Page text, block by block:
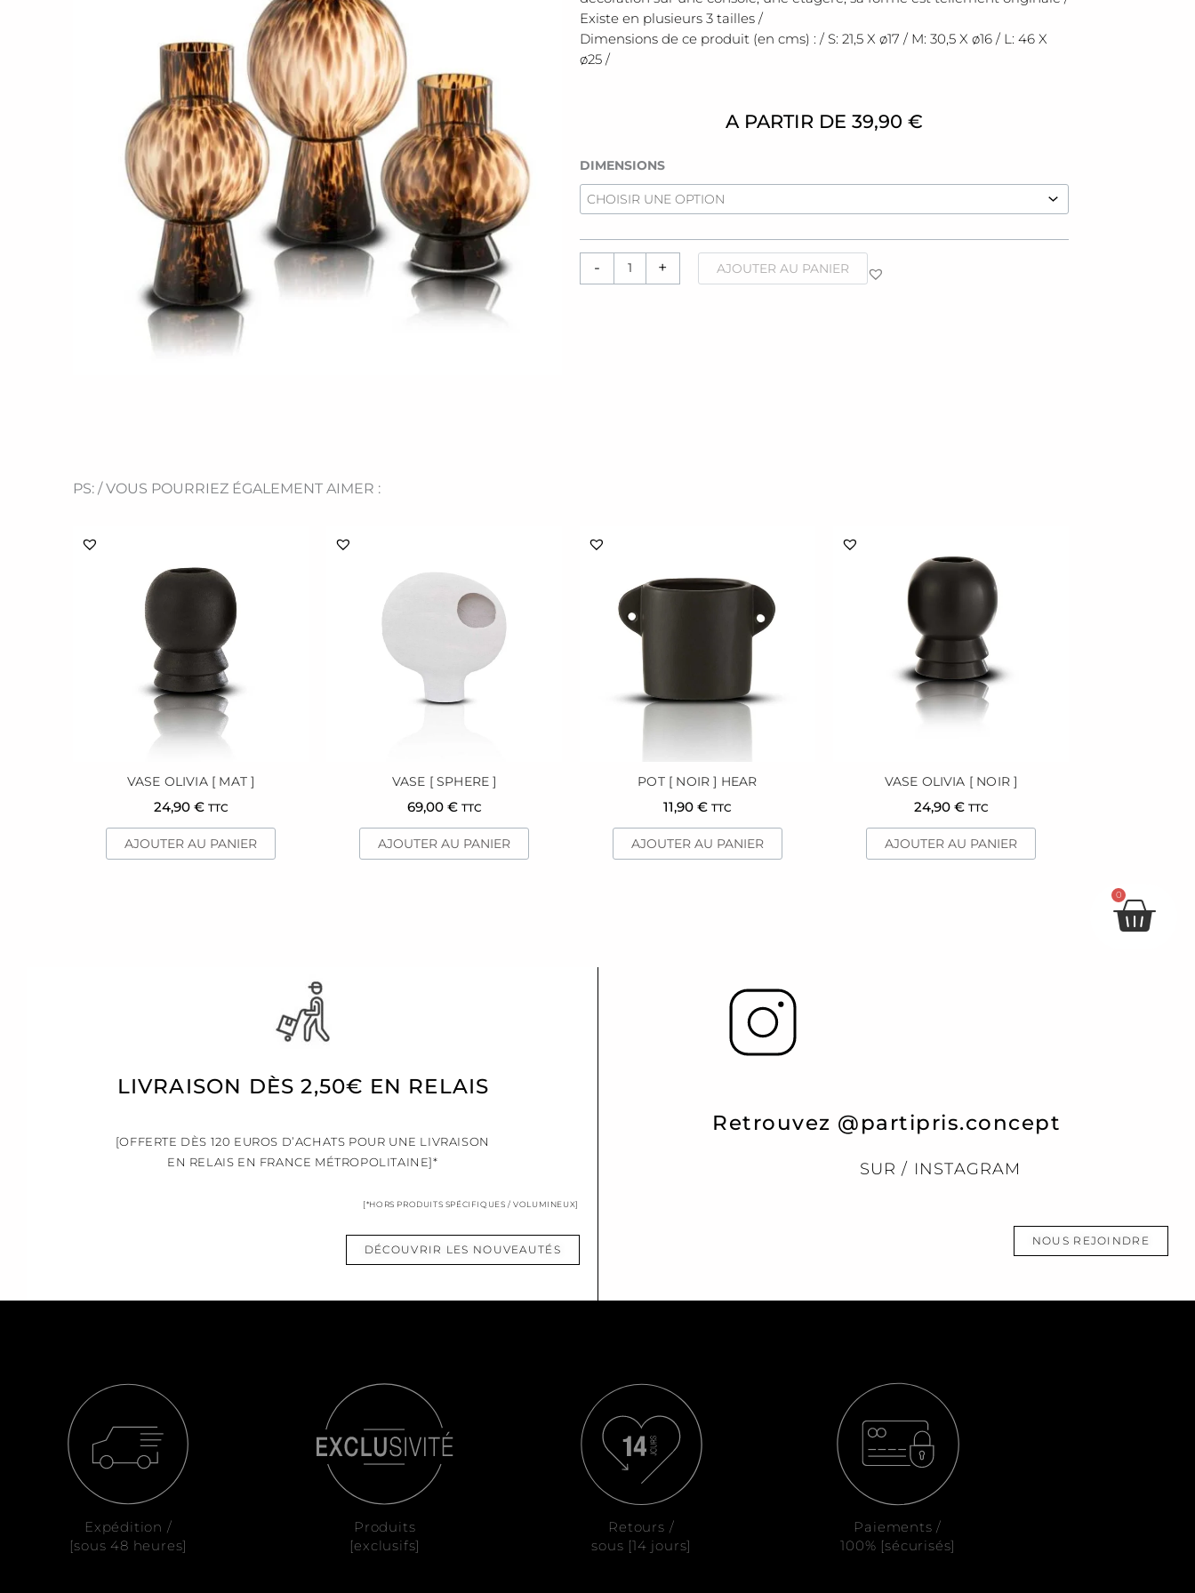
Existe en plusieurs 3 tailles /
Dimensions de ce produit (en cms) : / S: 21,5 X ø17 / M: 30,5 X ø16 / L: 46 X
ø25 /
A PARTIR DE 39,90 €
DIMENSIONS
-
quantité
de
Vases
[Ambrés]
+ AJOUTER AU PANIER
PS: / VOUS POURRIEZ ÉGALEMENT AIMER :
VASE OLIVIA [ MAT ]
24,90 € TTC
AJOUTER AU PANIER
VASE [ SPHERE ]
69,00 € TTC
AJOUTER AU PANIER
POT [ NOIR ] HEAR
11,90 € TTC
AJOUTER AU PANIER
VASE OLIVIA [ NOIR ]
24,90 € TTC
AJOUTER AU PANIER
0
LIVRAISON DÈS 2,50€ EN RELAIS
[OFFERTE DÈS 120 EUROS D’ACHATS POUR UNE LIVRAISON
EN RELAIS EN FRANCE MÉTROPOLITAINE]*
[*HORS PRODUITS SPÉCIFIQUES / VOLUMINEUX]
DÉCOUVRIR LES NOUVEAUTÉS
Retrouvez @partipris.concept
SUR / INSTAGRAM
NOUS REJOINDRE
Expédition /
[sous 48 heures]
Produits
[exclusifs]
Retours /
sous [14 jours]
Paiements /
100% [sécurisés]